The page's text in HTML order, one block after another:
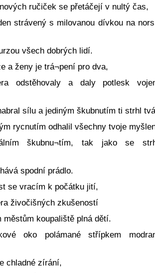
ručiček se přetáčejí v nultý čas,
strávený s milovanou dívkou na
všech dobrých lidí.
a ženy je trá¬pení pro dva,
odstěhovaly a daly potlesk
sílu a jediným škubnutím ti strhl
rycnutím odhalil všechny tvoje
škubnu¬tím, tak jako se
spodní prádlo.
se vracím k počátku jití,
živočišných zkušeností
městům koupaliště plná dětí.
oko polámané střípkem
chladné zírání,